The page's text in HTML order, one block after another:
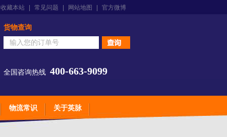
收藏本站 常见问题 网站地图 官方微博
货物查询
全国咨询热线 400-663-9099
物流常识 关于英脉